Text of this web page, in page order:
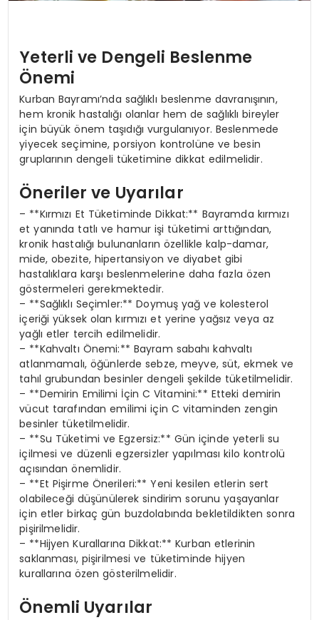
Yeterli ve Dengeli Beslenme
Önemi
Kurban Bayramı’nda sağlıklı beslenme davranışının,
hem kronik hastalığı olanlar hem de sağlıklı bireyler
için büyük önem taşıdığı vurgulanıyor. Beslenmede
yiyecek seçimine, porsiyon kontrolüne ve besin
gruplarının dengeli tüketimine dikkat edilmelidir.
Öneriler ve Uyarılar
– **Kırmızı Et Tüketiminde Dikkat:** Bayramda kırmızı
et yanında tatlı ve hamur işi tüketimi arttığından,
kronik hastalığı bulunanların özellikle kalp-damar,
mide, obezite, hipertansiyon ve diyabet gibi
hastalıklara karşı beslenmelerine daha fazla özen
göstermeleri gerekmektedir.
– **Sağlıklı Seçimler:** Doymuş yağ ve kolesterol
içeriği yüksek olan kırmızı et yerine yağsız veya az
yağlı etler tercih edilmelidir.
– **Kahvaltı Önemi:** Bayram sabahı kahvaltı
atlanmamalı, öğünlerde sebze, meyve, süt, ekmek ve
tahıl grubundan besinler dengeli şekilde tüketilmelidir.
– **Demirin Emilimi İçin C Vitamini:** Etteki demirin
vücut tarafından emilimi için C vitaminden zengin
besinler tüketilmelidir.
– **Su Tüketimi ve Egzersiz:** Gün içinde yeterli su
içilmesi ve düzenli egzersizler yapılması kilo kontrolü
açısından önemlidir.
– **Et Pişirme Önerileri:** Yeni kesilen etlerin sert
olabileceği düşünülerek sindirim sorunu yaşayanlar
için etler birkaç gün buzdolabında bekletildikten sonra
pişirilmelidir.
– **Hijyen Kurallarına Dikkat:** Kurban etlerinin
saklanması, pişirilmesi ve tüketiminde hijyen
kurallarına özen gösterilmelidir.
Önemli Uyarılar